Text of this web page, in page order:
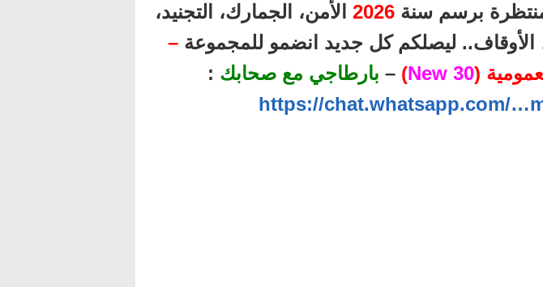
برسم سنة 2026 الأمن، الجمارك، التجنيد،
الأوقاف.. ليصلكم كل جديد انضمو للمجموعة–
(
30 New
)
– بارطاجي مع صحابك :
https://chat.whatsapp.com/